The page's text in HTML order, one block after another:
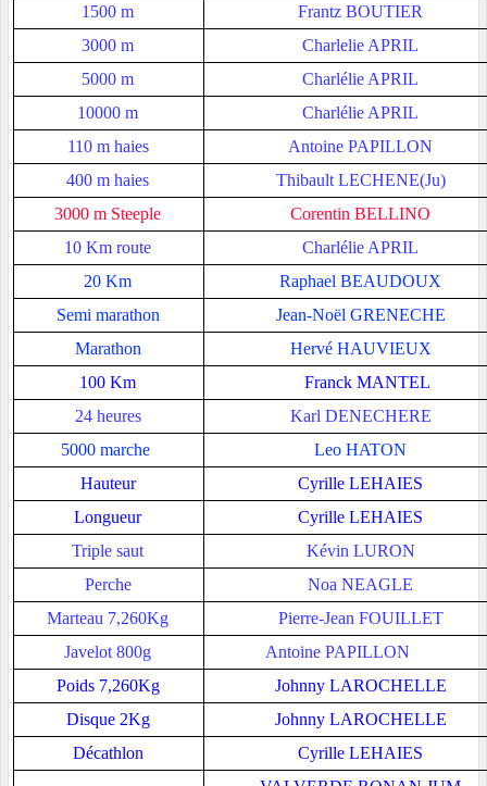
1500 m
Frantz BOUTIER
3000 m
Charlelie APRIL
5000 m
Charlélie APRIL
10000 m
Charlélie APRIL
110 m haies
Antoine PAPILLON
400 m haies
Thibault LECHENE(Ju)
3000 m Steeple
Corentin BELLINO
10 Km route
Charlélie APRIL
20 Km
Raphael BEAUDOUX
Semi marathon
Jean-Noël GRENECHE
Marathon
Hervé HAUVIEUX
100 Km
Franck MANTEL
24 heures
Karl DENECHERE
5000 marche
Leo HATON
Hauteur
Cyrille LEHAIES
Longueur
Cyrille LEHAIES
Triple saut
Kévin LURON
Perche
Noa NEAGLE
Marteau 7,260Kg
Pierre-Jean FOUILLET
Javelot 800g
Antoine PAPILLON
Poids 7,260Kg
Johnny LAROCHELLE
Disque 2Kg
Johnny LAROCHELLE
Décathlon
Cyrille LEHAIES